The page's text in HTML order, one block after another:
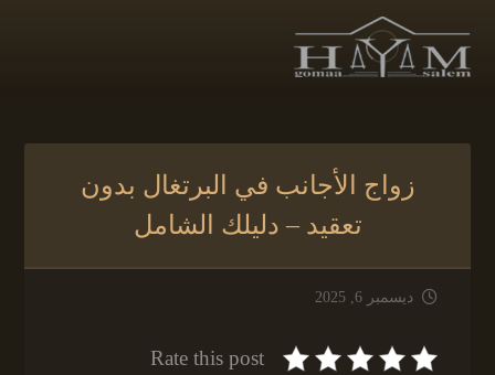
زواج الأجانب في البرتغال بدون
تعقيد – دليلك الشامل
ديسمبر 6, 2025
Rate this post